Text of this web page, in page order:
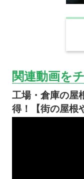
関連動画を
工場・倉庫の屋
得！【街の屋根